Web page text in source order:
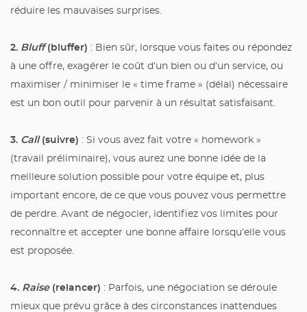
réduire les mauvaises surprises.
2. Bluff(bluffer) : Bien sûr, lorsque vous faites ou répondez
à une offre, exagérer le coût d’un bien ou d’un service, ou
maximiser / minimiser le « time frame » (délai) nécessaire
est un bon outil pour parvenir à un résultat satisfaisant.
3. Call(suivre) : Si vous avez fait votre « homework »
(travail préliminaire), vous aurez une bonne idée de la
meilleure solution possible pour votre équipe et, plus
important encore, de ce que vous pouvez vous permettre
de perdre. Avant de négocier, identifiez vos limites pour
reconnaître et accepter une bonne affaire lorsqu’elle vous
est proposée.
4. Raise (relancer) : Parfois, une négociation se déroule
mieux que prévu grâce à des circonstances inattendues